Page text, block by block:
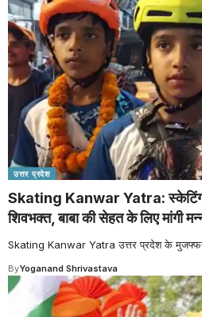
उत्तर प्रदेश
Skating Kanwar Yatra: स्केटिंग
शिवभक्त, बाबा की सेहत के लिए मांगी
Skating Kanwar Yatra उत्तर प्रदेश के
ByYoganand Shrivastava